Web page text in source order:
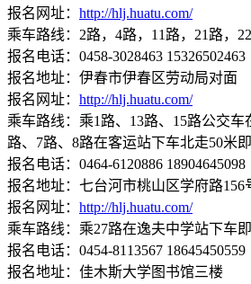
报名网址： http://hlj.huatu.com/
乘车路线：2路，4路，11路，21路，
报名电话：0458-3028463 15326502463
报名地址：伊春市伊春区劳动局对面
报名网址： http://hlj.huatu.com/
乘车路线：乘1路、13路、15路公交
路、7路、8路在客运站下车北走50米
报名电话：0464-6120886 18904645098
报名地址：七台河市桃山区学府路156
报名网址： http://hlj.huatu.com/
乘车路线：乘27路在逸夫中学站下车
报名电话：0454-8113567 18645450559
报名地址：佳木斯大学图书馆三楼